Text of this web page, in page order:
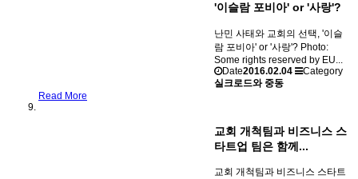
'이슬람 포비아' or '사랑'?
난민 사태와 교회의 선택, '이슬
람 포비아' or '사랑'? Photo:
Some rights reserved by EU...
Date2016.02.04
Category
실크로드와 중동
Read More
교회 개척팀과 비즈니스 스
타트업 팀은 함께...
교회 개척팀과 비즈니스 스타트